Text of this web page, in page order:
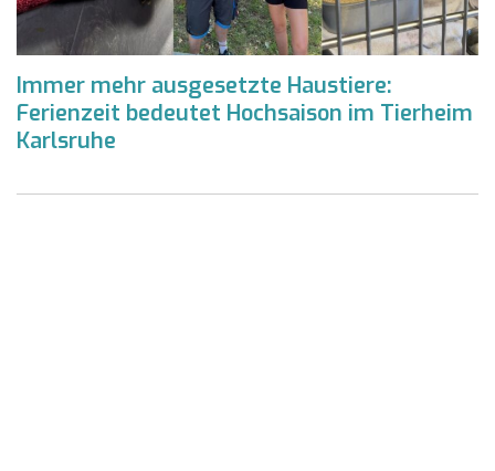
Immer mehr ausgesetzte Haustiere:
Ferienzeit bedeutet Hochsaison im Tierheim
Karlsruhe